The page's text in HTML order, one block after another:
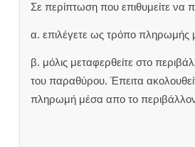
Σε περίπτωση που επιθυμείτε
α. επιλέγετε ως τρόπο πληρωμής
β. μόλις μεταφερθείτε στο
του παραθύρου. Έπειτα
πληρωμή μέσα απο το